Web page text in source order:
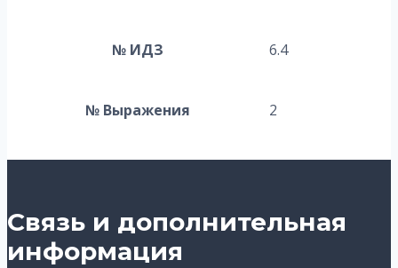
№ ИДЗ 6.4
№ Выражения 2
Связь и дополнительная
информация